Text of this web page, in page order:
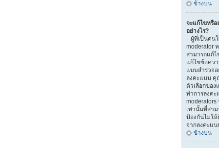
ข้างบน
จะแก้ไขหรื
อย่างไร?
ผู้ที่เป็นคน
moderator
สามารถแก้
แก้ไขข้อคว
แบบสำรวจ
ลงคะแนน คุ
ตัวเลือกขอ
ทำการลงคะ
moderators
เท่านั้นที่สา
ป้องกันไม่ให้
จากลงคะแ
ข้างบน